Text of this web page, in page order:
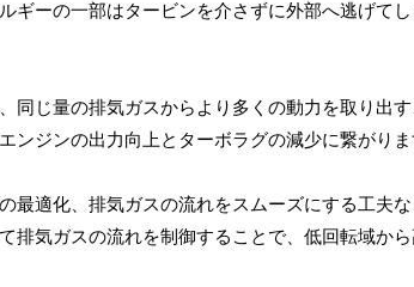
ーの一部はタービンを介さずに外部へ逃げて
じ量の排気ガスからより多くの動力を取り出
ジンの出力向上とターボラグの減少に繋がりま
適化、排気ガスの流れをスムーズにする工夫
気ガスの流れを制御することで、低回転域か